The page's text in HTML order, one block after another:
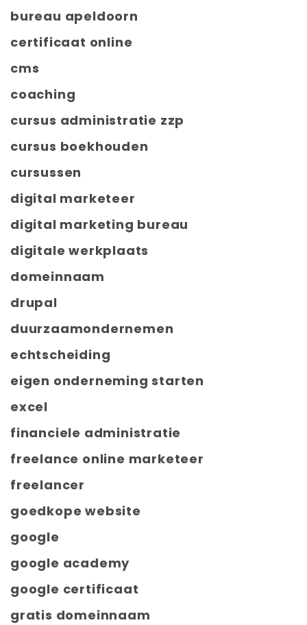
bureau apeldoorn
certificaat online
cms
coaching
cursus administratie zzp
cursus boekhouden
cursussen
digital marketeer
digital marketing bureau
digitale werkplaats
domeinnaam
drupal
duurzaamondernemen
echtscheiding
eigen onderneming starten
excel
financiele administratie
freelance online marketeer
freelancer
goedkope website
google
google academy
google certificaat
gratis domeinnaam